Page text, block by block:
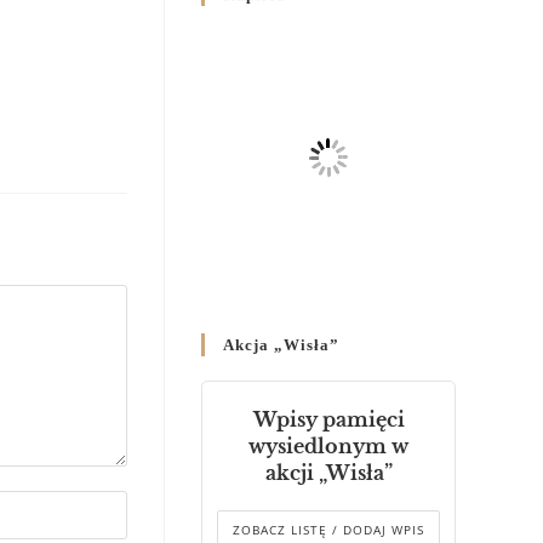
Родин
Справ Молоді та встановленя
складу Катихитичної Комісії
днях 2-12 липня 2024 р.”
Декрет єпископів
Перемисько-Варшавської
Митрополії стосовно
звершування Божественної
літургії
Akcja „Wisła”
Wpisy pamięci
wysiedlonym w
akcji „Wisła”
ZOBACZ LISTĘ / DODAJ WPIS